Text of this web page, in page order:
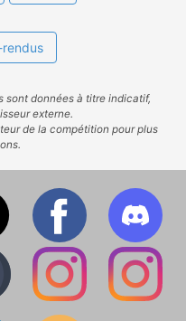
sont données à titre indicatif,
externe.
de la compétition pour plus